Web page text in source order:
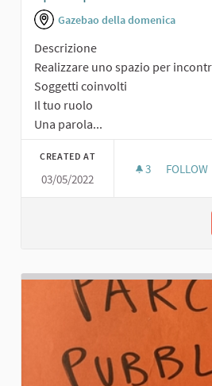
Gazebao della domenica
Descrizione
Realizzare uno spazio per
Soggetti coinvolti
Il tuo ruolo
Una parola...
CREATED AT
03/05/2022
3 3
FOLLOW